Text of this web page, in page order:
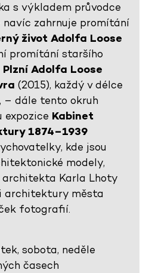
s výkladem průvodce
navíc zahrnuje promítání
život Adolfa Loose
promítání staršího
Plzní Adolfa Loose
(2015), každý v délce
– dále tento okruh
expozice Kabinet
1874–1939
kde jsou
modely,
Karla Lhoty
architektury města
fotografií.
sobota, neděle
časech